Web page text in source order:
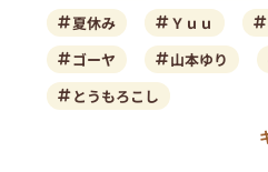
夏休み
Ｙｕｕ
ゴーヤ
山本ゆり
とうもろこし